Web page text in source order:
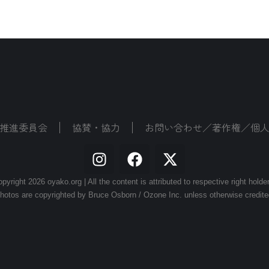
進委員会 協賛・協力 お問い合わせ／著作権／個
2026 oyako.org | All the content is attributed to respective right
are copyrighted by Bruce Osborn / Ozone Inc. unless otherwise